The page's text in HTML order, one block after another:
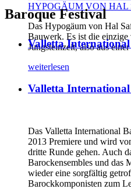
HYPOGÄUM VON HAL
Das Hypogäum von Hal
Bauwerk. Es ist die einzige
Jungsteinzeit, also aus
weiterlesen
Baroque Festival
Valletta
Valletta
Das Valletta International
2013 Premiere und wird
dritte Runde gehen. Auch
Barockensembles und das
wieder eine sorgfältig
Barockkomponisten zum